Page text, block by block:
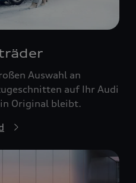
Auswahl an
auf Ihr Audi
Original bleibt.